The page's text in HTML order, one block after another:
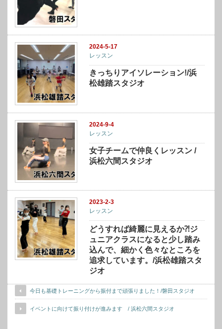
2024-5-17
レッスン
きっちりアイソレーション!/浜
松雄踏スタジオ
2024-9-4
レッスン
女子チームで仲良くレッスン /
浜松六間スタジオ
2023-2-3
レッスン
どうすれば綺麗に見えるか⁈ジ
ュニアクラスになると少し踏み
込んで、細かく色々なところを
追求しています。/浜松雄踏スタ
ジオ
今日も基礎トレーニングから振付まで頑張りました！/磐田スタジオ
イベントに向けて振り付けが進みます / 浜松六間スタジオ